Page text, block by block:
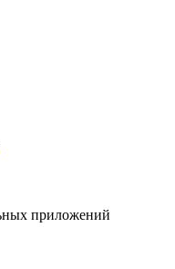
приложений